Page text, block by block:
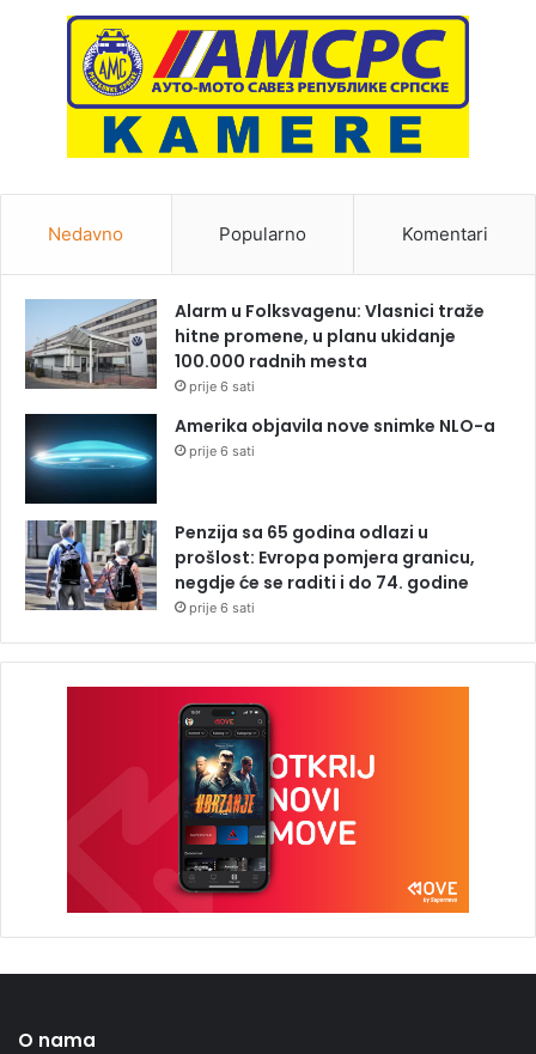
Nedavno Popularno Komentari
Alarm u Folksvagenu: Vlasnici traže
hitne promene, u planu ukidanje
100.000 radnih mesta
prije 6 sati
Amerika objavila nove snimke NLO-a
prije 6 sati
Penzija sa 65 godina odlazi u
prošlost: Evropa pomjera granicu,
negdje će se raditi i do 74. godine
prije 6 sati
O nama